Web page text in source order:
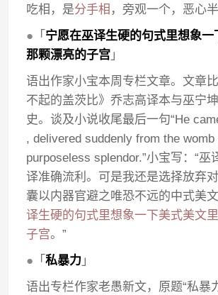
吃相，是分手相 ，旁观一个，恶心
● 「 宁愿在巫译生硬的句式里想象一
那颗漂亮的子宫 」
语出作家小宝本周专栏文章。文章
不起的盖茨比》乔志高译本与巫宁
史。谈及小说收尾最后一句“He
, delivered suddenly from the womb
purposeless splendor.”小宝写：“巫
译准确流利。可是我还是选择放弃
囊以内器官避之唯恐不远的中式美文
译生硬的句式里想象一下美式美文
子宫。”
● 「私暴力 」
语出专栏作家老愚新文，原题“私暴